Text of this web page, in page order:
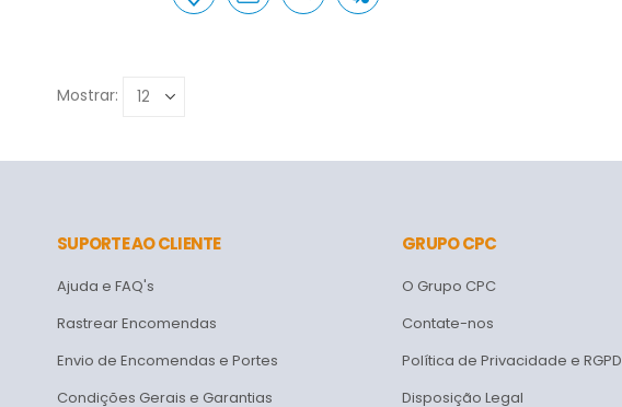
Mostrar:
SUPORTE AO CLIENTE
Ajuda e FAQ's
Rastrear Encomendas
Envio de Encomendas e Portes
Condições Gerais e Garantias
GRUPO CPC
O Grupo CPC
Contate-nos
Política de Privacidade e RGPD
Disposição Legal